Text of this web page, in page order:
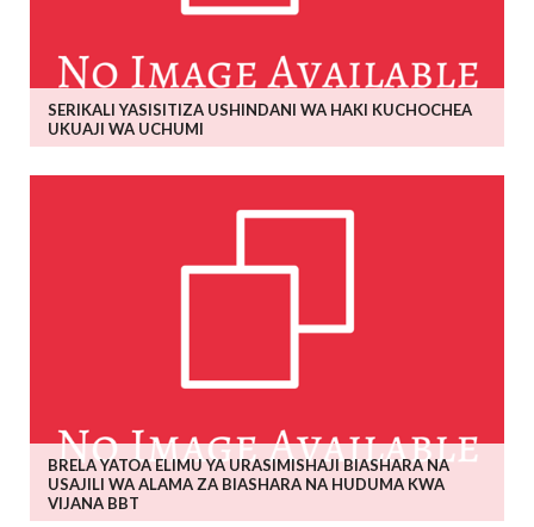
SERIKALI YASISITIZA USHINDANI WA HAKI KUCHOCHEA
UKUAJI WA UCHUMI
BRELA YATOA ELIMU YA URASIMISHAJI BIASHARA NA
USAJILI WA ALAMA ZA BIASHARA NA HUDUMA KWA
VIJANA BBT